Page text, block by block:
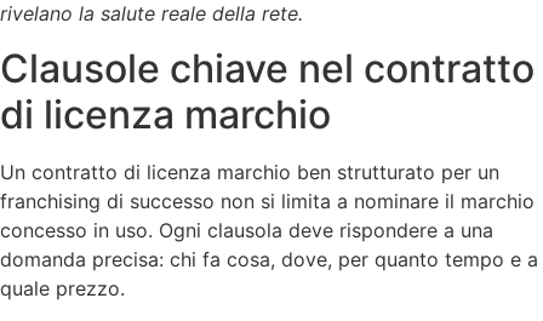
rivelano la salute reale della rete.
Clausole chiave nel contratto
di licenza marchio
Un contratto di licenza marchio ben strutturato per un
franchising di successo non si limita a nominare il marchio
concesso in uso. Ogni clausola deve rispondere a una
domanda precisa: chi fa cosa, dove, per quanto tempo e a
quale prezzo.